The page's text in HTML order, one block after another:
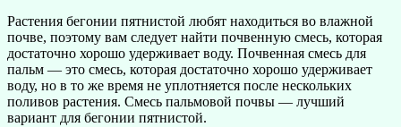
Растения бегонии пятнистой любят находиться во влажной
почве, поэтому вам следует найти почвенную смесь, которая
достаточно хорошо удерживает воду. Почвенная смесь для
пальм — это смесь, которая достаточно хорошо удерживает
воду, но в то же время не уплотняется после нескольких
поливов растения. Смесь пальмовой почвы — лучший
вариант для бегонии пятнистой.